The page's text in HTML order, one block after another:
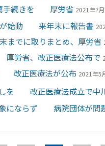
薦手続きを 厚労省 2021年7
が始動 来年末に報告書
でに取りまとめ、厚労省
労省、改正医療法公布で
改正医療法が公布 2021年5
しを 改正医療法成立で中
象にならず 病院団体が問